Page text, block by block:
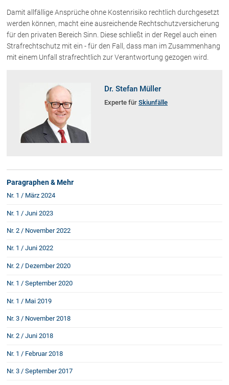
Checkliste: Gewerbeanm. durch jur.
Person
Kontakt
Damit allfällige Ansprüche ohne Kostenrisiko rechtlich durchgesetzt
werden können, macht eine ausreichende Rechtschutzversicherung
für den privaten Bereich Sinn. Diese schließt in der Regel auch einen
Strafrechtschutz mit ein - für den Fall, dass man im Zusammenhang
mit einem Unfall strafrechtlich zur Verantwortung gezogen wird.
Dr. Stefan Müller
Experte für Skiunfälle
Paragraphen & Mehr
Nr. 1 / März 2024
Nr. 1 / Juni 2023
Nr. 2 / November 2022
Nr. 1 / Juni 2022
Nr. 2 / Dezember 2020
Nr. 1 / September 2020
Nr. 1 / Mai 2019
Nr. 3 / November 2018
Nr. 2 / Juni 2018
Nr. 1 / Februar 2018
Nr. 3 / September 2017